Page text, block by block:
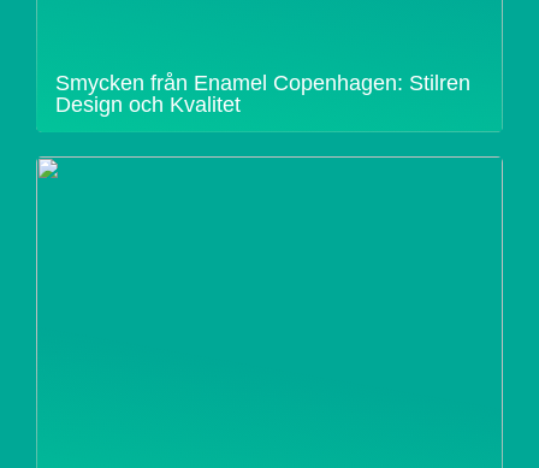
Smycken från Enamel Copenhagen: Stilren
Design och Kvalitet